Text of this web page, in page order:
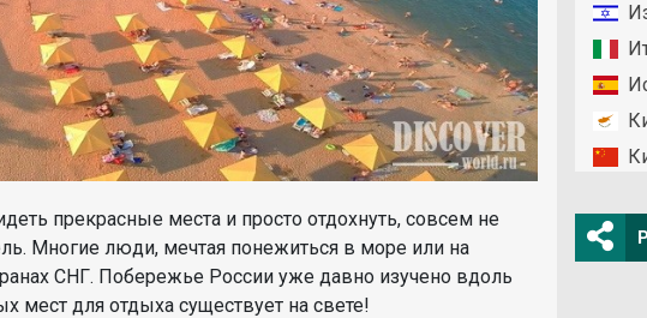
прекрасные места и просто отдохнуть, совсем не
Многие люди, мечтая понежиться в море или на
СНГ. Побережье России уже давно изучено вдоль
мест для отдыха существует на свете!